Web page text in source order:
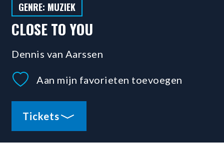
GENRE: MUZIEK
CLOSE TO YOU
Dennis van Aarssen
Aan mijn favorieten toevoegen
Tickets